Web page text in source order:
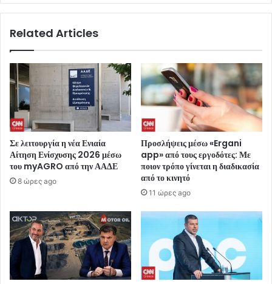
Related Articles
Σε λειτουργία η νέα Ενιαία
Αίτηση Ενίσχυσης 2026 μέσω
του myAGRO από την ΑΑΔΕ
8 ώρες ago
Προσλήψεις μέσω «Ergani
app» από τους εργοδότες: Με
ποιον τρόπο γίνεται η διαδικασία
από το κινητό
11 ώρες ago